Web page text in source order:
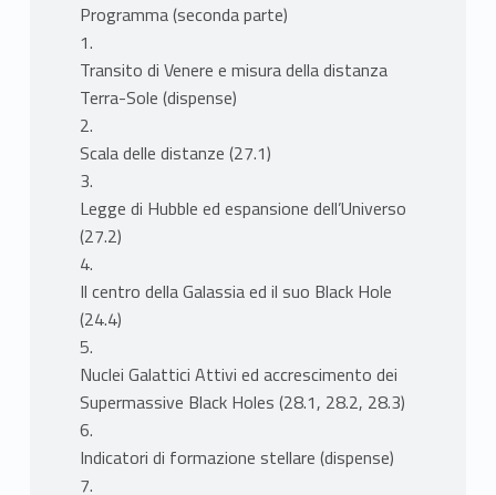
Programma (seconda parte)
1.
Transito di Venere e misura della distanza
Terra-Sole (dispense)
2.
Scala delle distanze (27.1)
3.
Legge di Hubble ed espansione dell’Universo
(27.2)
4.
Il centro della Galassia ed il suo Black Hole
(24.4)
5.
Nuclei Galattici Attivi ed accrescimento dei
Supermassive Black Holes (28.1, 28.2, 28.3)
6.
Indicatori di formazione stellare (dispense)
7.